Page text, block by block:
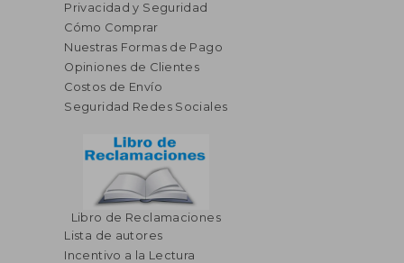
Privacidad y Seguridad
Cómo Comprar
Nuestras Formas de Pago
Opiniones de Clientes
Costos de Envío
Seguridad Redes Sociales
Libro de Reclamaciones
Lista de autores
Incentivo a la Lectura